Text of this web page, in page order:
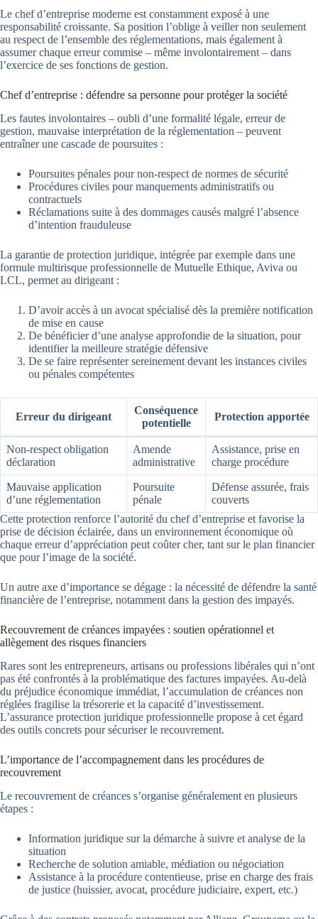
Le chef d’entreprise moderne est constamment exposé à une
responsabilité croissante. Sa position l’oblige à veiller non seulement
au respect de l’ensemble des réglementations, mais également à
assumer chaque erreur commise – même involontairement – dans
l’exercice de ses fonctions de gestion.
Chef d’entreprise : défendre sa personne pour protéger la société
Les fautes involontaires – oubli d’une formalité légale, erreur de
gestion, mauvaise interprétation de la réglementation – peuvent
entraîner une cascade de poursuites :
Poursuites pénales pour non-respect de normes de sécurité
Procédures civiles pour manquements administratifs ou
contractuels
Réclamations suite à des dommages causés malgré l’absence
d’intention frauduleuse
La garantie de protection juridique, intégrée par exemple dans une
formule multirisque professionnelle de Mutuelle Ethique, Aviva ou
LCL, permet au dirigeant :
D’avoir accès à un avocat spécialisé dès la première notification
de mise en cause
De bénéficier d’une analyse approfondie de la situation, pour
identifier la meilleure stratégie défensive
De se faire représenter sereinement devant les instances civiles
ou pénales compétentes
Erreur du dirigeant
Conséquence
potentielle
Protection apportée
Non-respect obligation
déclaration
Amende
administrative
Assistance, prise en
charge procédure
Mauvaise application
d’une réglementation
Poursuite
pénale
Défense assurée, frais
couverts
Cette protection renforce l’autorité du chef d’entreprise et favorise la
prise de décision éclairée, dans un environnement économique où
chaque erreur d’appréciation peut coûter cher, tant sur le plan financier
que pour l’image de la société.
Un autre axe d’importance se dégage : la nécessité de défendre la santé
financière de l’entreprise, notamment dans la gestion des impayés.
Recouvrement de créances impayées : soutien opérationnel et
allègement des risques financiers
Rares sont les entrepreneurs, artisans ou professions libérales qui n’ont
pas été confrontés à la problématique des factures impayées. Au-delà
du préjudice économique immédiat, l’accumulation de créances non
réglées fragilise la trésorerie et la capacité d’investissement.
L’assurance protection juridique professionnelle propose à cet égard
des outils concrets pour sécuriser le recouvrement.
L’importance de l’accompagnement dans les procédures de
recouvrement
Le recouvrement de créances s’organise généralement en plusieurs
étapes :
Information juridique sur la démarche à suivre et analyse de la
situation
Recherche de solution amiable, médiation ou négociation
Assistance à la procédure contentieuse, prise en charge des frais
de justice (huissier, avocat, procédure judiciaire, expert, etc.)